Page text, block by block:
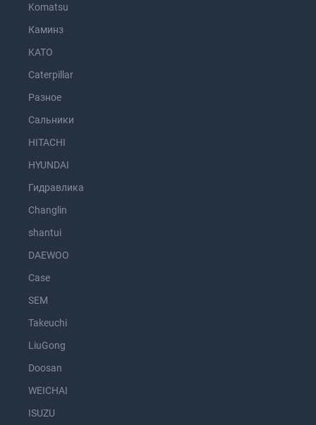
Komatsu
Каминз
KATO
Caterpillar
Разное
Сальники
HITACHI
HYUNDAI
Гидравлика
Changlin
shantui
DAEWOO
Case
SEM
Takeuchi
LiuGong
Doosan
WEICHAI
ISUZU